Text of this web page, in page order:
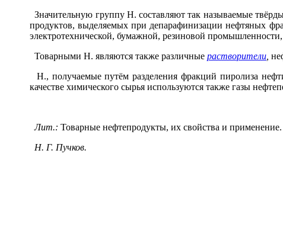
Значительную группу Н. составляют так называемые
продуктов, выделяемых при депарафинизации нефтяных
электротехнической, бумажной, резиновой
Товарными Н. являются также различные растворители
Н., получаемые путём разделения фракций пиролиза
качестве химического сырья используются также газы
Лит.: Товарные нефтепродукты, их свойства и
Н. Г. Пучков.